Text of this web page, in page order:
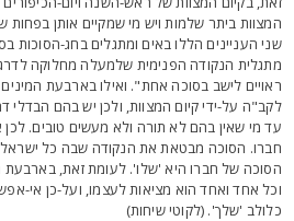
ביתר שלמות ויש מי שמקיים אותן בפחות
העניינים הללו באים ומתגלים בחג-הסוכות
הנקודה הפנימית שלמעלה מחלוקה
לישב בסוכה אחת". ואילו בארבעת המינים
על-ידי קיום המצוות, ולכן יש בהם הבדלי
מי שאין בהם לא תורה ולא מעשים טובים. לכן
הסוכה מבטאת את הנקודה שבה כל ישראל
של חברו היא 'שלו'. לעומת זאת, בארבעת
אחד ואחד הוא מציאות לעצמו, ועל-כן אי-
'שלך'. (לקוטי שיחות)